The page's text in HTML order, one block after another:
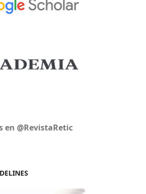
en @RevistaRetic